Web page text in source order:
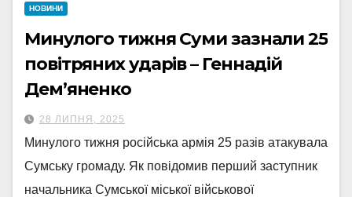
НОВИНИ
Минулого тижня Суми зазнали 25
повітряних ударів – Геннадій
Дем’яненко
28 ЛИПНЯ, 2025
Минулого тижня російська армія 25 разів атакувала
Сумську громаду. Як повідомив перший заступник
начальника Сумської міської військової